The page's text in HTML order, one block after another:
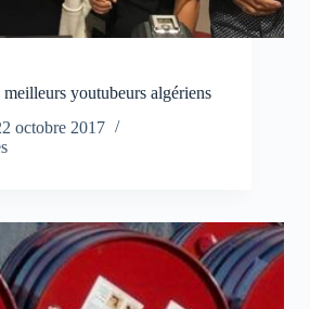
youtubeurs algériens
octobre 2017